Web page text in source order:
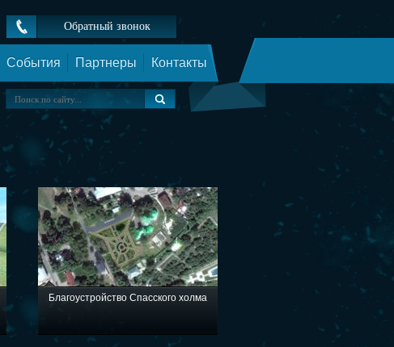
События Партнеры Контакты
Обратный звонок
Благоустройство Спасского холма